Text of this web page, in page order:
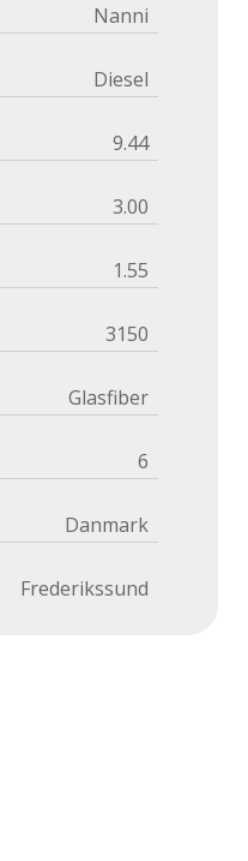
Nanni
Diesel
9.44
3.00
1.55
3150
Glasfiber
6
Danmark
Frederikssund